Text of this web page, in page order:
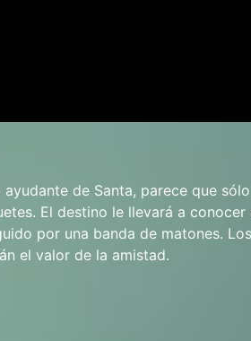
de Santa, parece que
El destino le llevará a conocer
por una banda de matones.
el valor de la amistad.